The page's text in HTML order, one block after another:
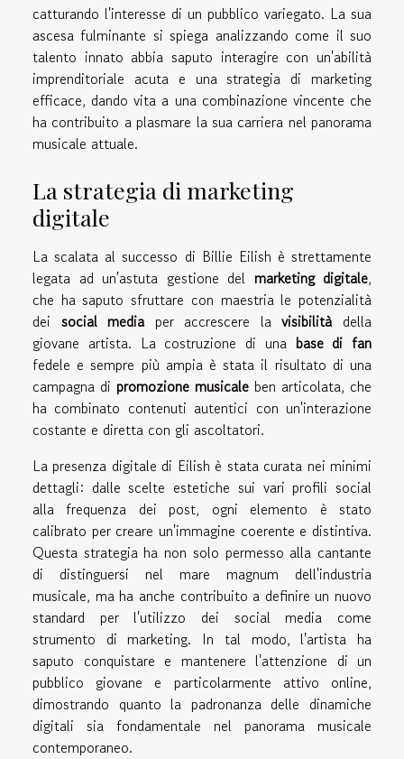
catturando l'interesse di un pubblico variegato. La sua
ascesa fulminante si spiega analizzando come il suo
talento innato abbia saputo interagire con un'abilità
imprenditoriale acuta e una strategia di marketing
efficace, dando vita a una combinazione vincente che
ha contribuito a plasmare la sua carriera nel panorama
musicale attuale.
La strategia di marketing
digitale
La scalata al successo di Billie Eilish è strettamente
legata ad un'astuta gestione del marketing digitale,
che ha saputo sfruttare con maestria le potenzialità
dei social media per accrescere lavisibilità della
giovane artista. La costruzione di una base di fan
fedele e sempre più ampia è stata il risultato di una
campagna di promozione musicale ben articolata, che
ha combinato contenuti autentici con un'interazione
costante e diretta con gli ascoltatori.
La presenza digitale di Eilish è stata curata nei minimi
dettagli: dalle scelte estetiche sui vari profili social
alla frequenza dei post, ogni elemento è stato
calibrato per creare un'immagine coerente e distintiva.
Questa strategia ha non solo permesso alla cantante
di distinguersi nel mare magnum dell'industria
musicale, ma ha anche contribuito a definire un nuovo
standard per l'utilizzo dei social media come
strumento di marketing. In tal modo, l'artista ha
saputo conquistare e mantenere l'attenzione di un
pubblico giovane e particolarmente attivo online,
dimostrando quanto la padronanza delle dinamiche
digitali sia fondamentale nel panorama musicale
contemporaneo.